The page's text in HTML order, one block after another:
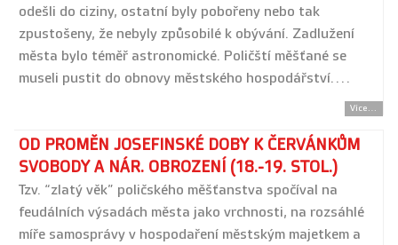
odešli do ciziny, ostatní byly pobořeny nebo tak
zpustošeny, že nebyly způsobilé k obývání. Zadlužení
města bylo téměř astronomické. Poličští měšťané se
museli pustit do obnovy městského hospodářství.…
Více...
OD PROMĚN JOSEFINSKÉ DOBY K ČERVÁNKŮM
SVOBODY A NÁR. OBROZENÍ (18.-19. STOL.)
Tzv. “zlatý věk” poličského měšťanstva spočíval na
feudálních výsadách města jako vrchnosti, na rozsáhlé
míře samosprávy v hospodaření městským majetkem a